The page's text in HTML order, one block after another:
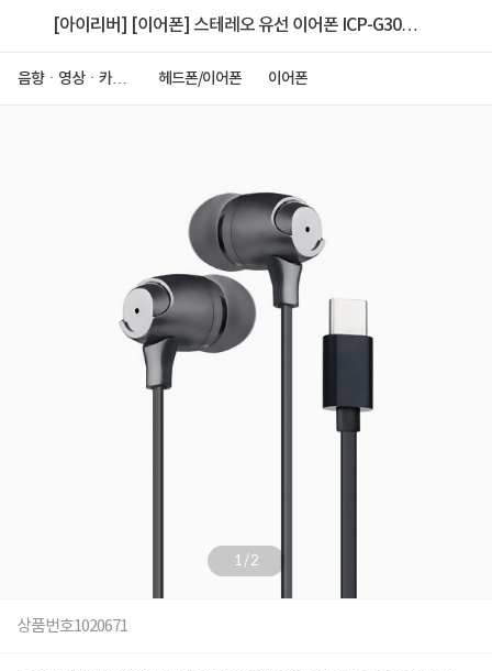
[아이리버] [이어폰] 스테레오 유선 이어폰 ICP-G300
음향ㆍ영상ㆍ카메
헤드폰/이어폰 이어폰
1/2
상품번호1020671